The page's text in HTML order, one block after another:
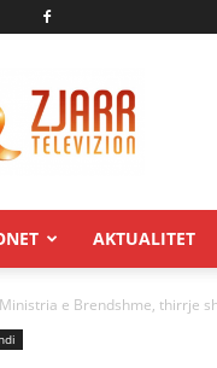
AKTUALITET
Ministria e Brendshme, thirrje